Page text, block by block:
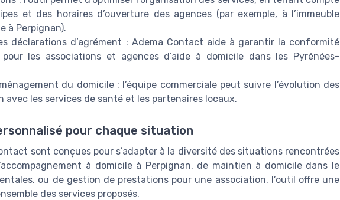
et des horaires d’ouverture des agences (par exemple, à l’immeuble
à Perpignan).
déclarations d’agrément : Adema Contact aide à garantir la conformité
les associations et agences d’aide à domicile dans les Pyrénées-
du domicile : l’équipe commerciale peut suivre l’évolution des
avec les services de santé et les partenaires locaux.
pour chaque situation
sont conçues pour s’adapter à la diversité des situations rencontrées
à domicile à Perpignan, de maintien à domicile dans le
ou de gestion de prestations pour une association, l’outil offre une
des services proposés.